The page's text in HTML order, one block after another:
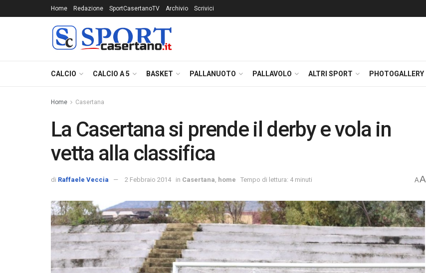
Home Redazione SportCasertanoTV Archivio Scrivici
CALCIO CALCIO A 5 BASKET PALLANUOTO PALLAVOLO ALTRI SPORT PHOTOGALLERY
Home Casertana
La Casertana si prende il derby e vola in
vetta alla classifica
di Raffaele Veccia 2 Febbraio 2014 in Casertana home Tempo di lettura: 4 minuti AA